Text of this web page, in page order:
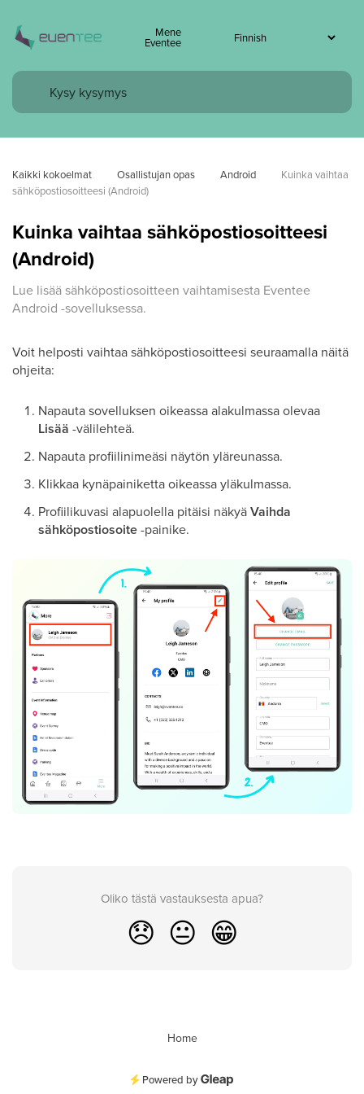
Mene
Eventee
Kaikki kokoelmat Osallistujan opas Android
Kuinka vaihtaa
sähköpostiosoitteesi (Android)
Kuinka vaihtaa sähköpostiosoitteesi
(Android)
Lue lisää sähköpostiosoitteen vaihtamisesta Eventee
Android -sovelluksessa.
Voit helposti vaihtaa sähköpostiosoitteesi seuraamalla näitä
ohjeita:
Napauta sovelluksen oikeassa alakulmassa olevaa
Lisää -välilehteä.
Napauta profiilinimeäsi näytön yläreunassa.
Klikkaa kynäpainiketta oikeassa yläkulmassa.
Profiilikuvasi alapuolella pitäisi näkyäVaihda
sähköpostiosoite-painike.
Oliko tästä vastauksesta apua?
😞 😐 😁
Home
Powered by